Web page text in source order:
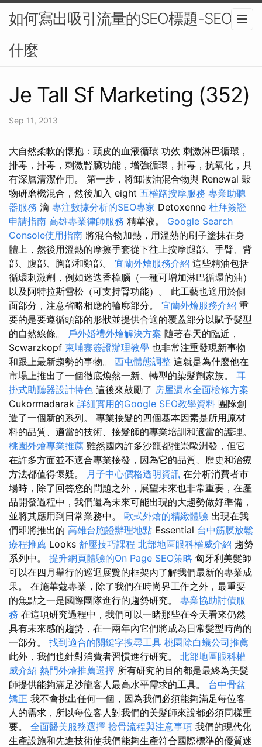
如何寫出吸引流量的SEO標題-SEO是
什麼
Je Tall Sf Marketing (352)
Sep 11, 2013
大自然柔軟的懷抱：頭皮的血液循環 功效 刺激淋巴循環，
排毒，排毒，刺激腎臟功能，增強循環，排毒，抗氧化，具
有深層清潔作用。 第一步，將卸妝油混合物與 Renewal 穀
物研磨機混合，然後加入 eight 五權路按摩服務 專業助聽
器服務 滴 專注數據分析的SEO專家 Detoxenne 杜拜簽證
申請指南 高雄專業律師服務 精華液。 Google Search
Console使用指南 將混合物加熱，用溫熱的刷子塗抹在身
體上，然後用溫熱的摩擦手套從下往上按摩腿部、手臂、背
部、腹部、胸部和頸部。 宜蘭外燴服務介紹 這些精油包括
循環刺激劑，例如迷迭香樟腦（一種可增加淋巴循環的油）
以及阿特拉斯雪松（可支持腎功能）。 此工藝也適用於側
面部分，注意省略相應的輪廓部分。 宜蘭外燴服務介紹 重
要的是要遵循頭部的形狀並提供合適的覆蓋部分以賦予髮型
的自然線條。 戶外婚禮外燴解決方案 隨著春天的臨近，
Scwarzkopf 柬埔寨簽證辦理教學 也非常注重發現新事物
和跟上最新趨勢的事物。 西屯體態調整 這就是為什麼他在
市場上推出了一個徹底煥然一新、轉型的染髮劑家族。 耳
掛式助聽器設計特色 這後來鼓勵了 房屋漏水全面檢修方案
Cukormadarak 詳細實用的Google SEO教學資料 團隊創
造了一個新的系列。 專業接髮的四個基本因素是所用原材
料的品質、適當的技術、接髮師的專業培訓和適當的護理。
桃園外燴專業推薦 雖然國內許多沙龍都推崇歐洲發，但它
在許多方面並不適合專業接發，因為它的品質、歷史和治療
方法都值得懷疑。 月子中心價格透明資訊 在分析消費者市
場時，除了回答您的問題之外，展望未來也非常重要，在產
品開發過程中，我們還為未來可能出現的大趨勢做好準備，
並將其應用到日常業務中。 歐式外燴的精緻體驗 出現在我
們即將推出的 高雄台胞證辦理地點 Essential 台中筋膜放鬆
療程推薦 Looks 舒壓技巧課程 北部地區眼科權威介紹 趨勢
系列中。 提升網頁體驗的On Page SEO策略 匈牙利美髮師
可以在四月舉行的巡迴展覽的框架內了解我們最新的專業成
果。 在施華蔻專業，除了我們在時尚界工作之外，最重要
的焦點之一是國際團隊進行的趨勢研究。 專業協助討債服
務 在這項研究過程中，我們可以一睹那些在今天看來仍然
具有未來感的趨勢，在一兩年內它們將成為日常髮型時尚的
一部分。 找到適合的關鍵字搜尋工具 桃園除白蟻公司推薦
此外，我們也針對消費者習慣進行研究。 北部地區眼科權
威介紹 熱門外燴推薦選擇 所有研究的目的都是最終為美髮
師提供能夠滿足沙龍客人最高水平需求的工具。 台中骨盆
矯正 我不會挑出任何一個，因為我們必須能夠滿足每位客
人的需求，所以每位客人對我們的美髮師來說都必須同樣重
要。 全面醫美服務選擇 撿骨流程與注意事項 我們的現代化
生產設施和先進技術使我們能夠生產符合國際標準的優質迷